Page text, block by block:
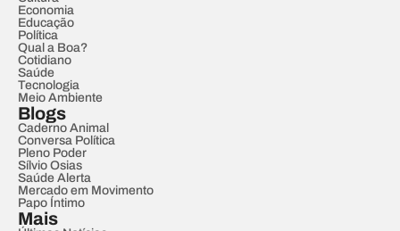
Economia
Educação
Política
Qual a Boa?
Cotidiano
Saúde
Tecnologia
Meio Ambiente
Blogs
Caderno Animal
Conversa Política
Pleno Poder
Sílvio Osias
Saúde Alerta
Mercado em Movimento
Papo Íntimo
Mais